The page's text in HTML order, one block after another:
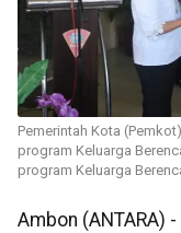
Pemerintah Kota
program Keluarga
program Keluarga
Ambon (ANTARA) -